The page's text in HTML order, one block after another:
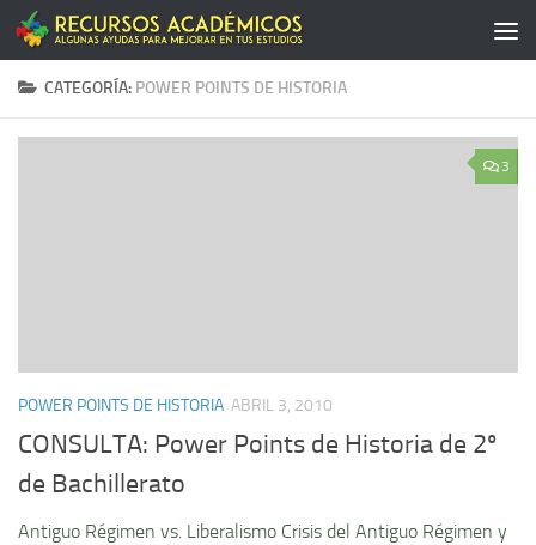
Saltar al contenido
CATEGORÍA: POWER POINTS DE HISTORIA
3
POWER POINTS DE HISTORIA ABRIL 3, 2010
CONSULTA: Power Points de Historia de 2º
de Bachillerato
Antiguo Régimen vs. Liberalismo Crisis del Antiguo Régimen y